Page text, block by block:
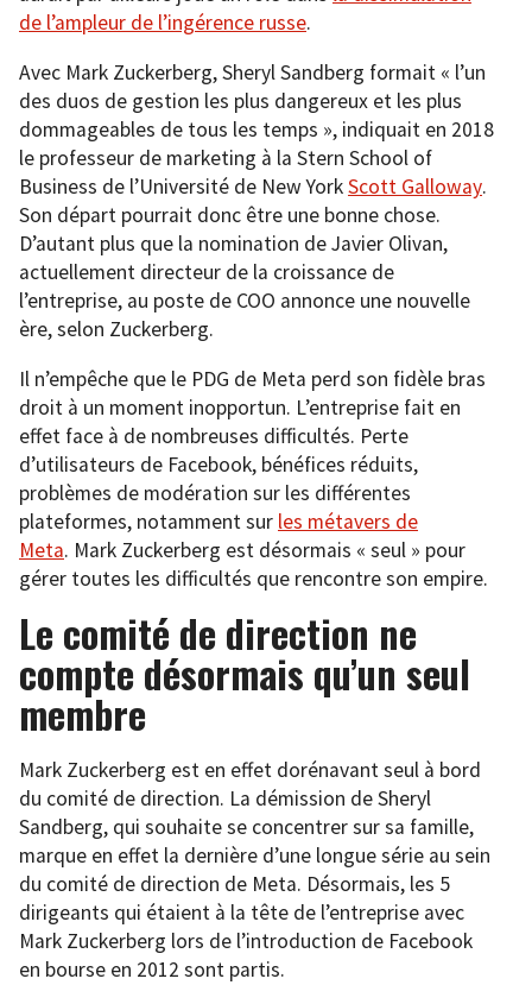
de l’ampleur de l’ingérence russe.
Avec Mark Zuckerberg, Sheryl Sandberg formait « l’un
des duos de gestion les plus dangereux et les plus
dommageables de tous les temps », indiquait en 2018
le professeur de marketing à la Stern School of
Business de l’Université de New YorkScott Galloway.
Son départ pourrait donc être une bonne chose.
D’autant plus que la nomination de Javier Olivan,
actuellement directeur de la croissance de
l’entreprise, au poste de COO annonce une nouvelle
ère, selon Zuckerberg.
Il n’empêche que le PDG de Meta perd son fidèle bras
droit à un moment inopportun. L’entreprise fait en
effet face à de nombreuses difficultés. Perte
d’utilisateurs de Facebook, bénéfices réduits,
problèmes de modération sur les différentes
plateformes, notamment sur les métavers de
Meta. Mark Zuckerberg est désormais « seul » pour
gérer toutes les difficultés que rencontre son empire.
Le comité de direction ne
compte désormais qu’un seul
membre
Mark Zuckerberg est en effet dorénavant seul à bord
du comité de direction. La démission de Sheryl
Sandberg, qui souhaite se concentrer sur sa famille,
marque en effet la dernière d’une longue série au sein
du comité de direction de Meta. Désormais, les 5
dirigeants qui étaient à la tête de l’entreprise avec
Mark Zuckerberg lors de l’introduction de Facebook
en bourse en 2012 sont partis.